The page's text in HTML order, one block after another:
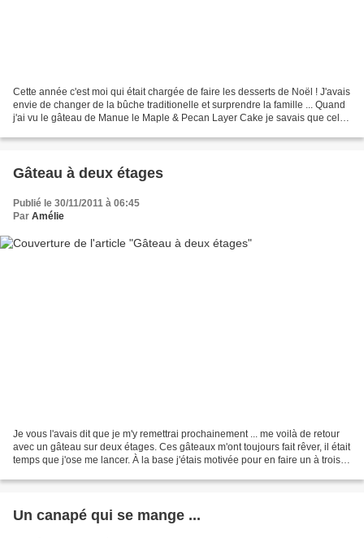
Cette année c'est moi qui était chargée de faire les desserts de Noël ! J'avais
envie de changer de la bûche traditionelle et surprendre la famille ... Quand
j'ai vu le gâteau de Manue le Maple & Pecan Layer Cake je savais que celui
Gâteau à deux étages
Publié le 30/11/2011 à 06:45
Par Amélie
Je vous l'avais dit que je m'y remettrai prochainement ... me voilà de retour
avec un gâteau sur deux étages. Ces gâteaux m'ont toujours fait rêver, il était
temps que j'ose me lancer. À la base j'étais motivée pour en faire un à trois
Un canapé qui se mange ...